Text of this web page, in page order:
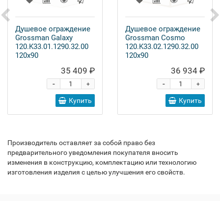
Душевое ограждение
Grossman Galaxy
120.K33.01.1290.32.00
120x90
35 409 ₽
+
-
Купить
Душевое ограждение
Grossman Cosmo
120.K33.02.1290.32.00
120x90
36 934 ₽
+
-
Купить
Производитель оставляет за собой право без
предварительного уведомления покупателя вносить
изменения в конструкцию, комплектацию или технологию
изготовления изделия с целью улучшения его свойств.